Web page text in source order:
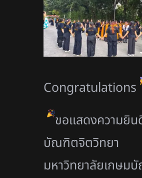
Congratulations
ขอเเสดงความยิ
บัณฑิตจิตวิทยา
มหาวิทยาลัยเกษม